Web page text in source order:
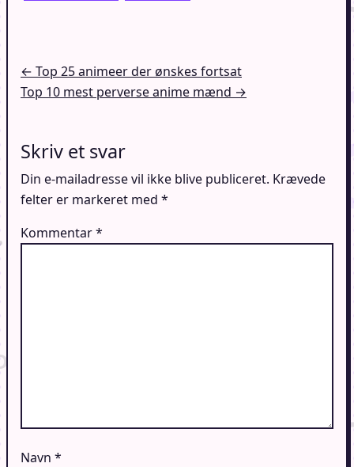
Indlægsnavigation
← Top 25 animeer der ønskes fortsat
Top 10 mest perverse anime mænd →
Skriv et svar
Din e-mailadresse vil ikke blive publiceret. Krævede
felter er markeret med *
Kommentar*
Navn *